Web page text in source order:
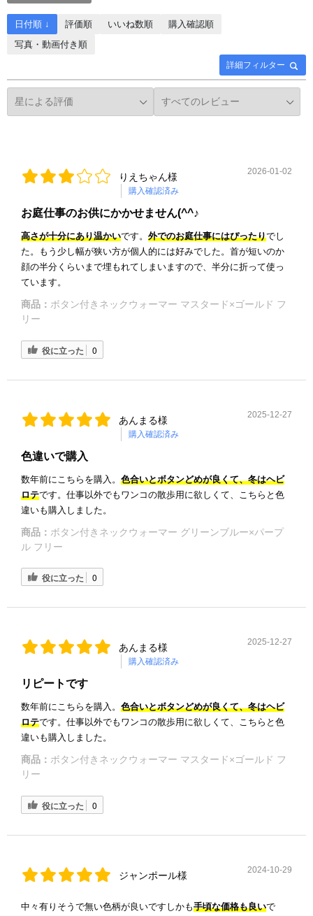
詳細フィルター
日付順 ↓ 評価順 いいね数順
購入確認順
写真・動画付き順
りえちゃん様
購入確認済み
2026-01-02
お庭仕事のお供にかかせません(^^♪
高さが十分にあり温かいです。 外でのお庭仕事にはぴったりでし
た。もう少し幅が狭い方が個人的には好みでした。首が短いのか
顔の半分くらいまで埋もれてしまいますので、半分に折って使っ
ています。
商品： ボタン付きネックウォーマー マスタード×ゴールド フ
リー
役に立った 0
あんまる様
購入確認済み
2025-12-27
色違いで購入
数年前にこちらを購入。 色合いとボタンどめが良くて、冬はヘビ
ロテです。仕事以外でもワンコの散歩用に欲しくて、こちらと色
違いも購入しました。
商品： ボタン付きネックウォーマー グリーンブルー×パープ
ル フリー
役に立った 0
あんまる様
購入確認済み
2025-12-27
リピートです
数年前にこちらを購入。 色合いとボタンどめが良くて、冬はヘビ
ロテです。仕事以外でもワンコの散歩用に欲しくて、こちらと色
違いも購入しました。
商品： ボタン付きネックウォーマー マスタード×ゴールド フ
リー
役に立った 0
ジャンポール様 2024-10-29
中々有りそうで無い色柄が良いですしかも手頃な価格も良いで